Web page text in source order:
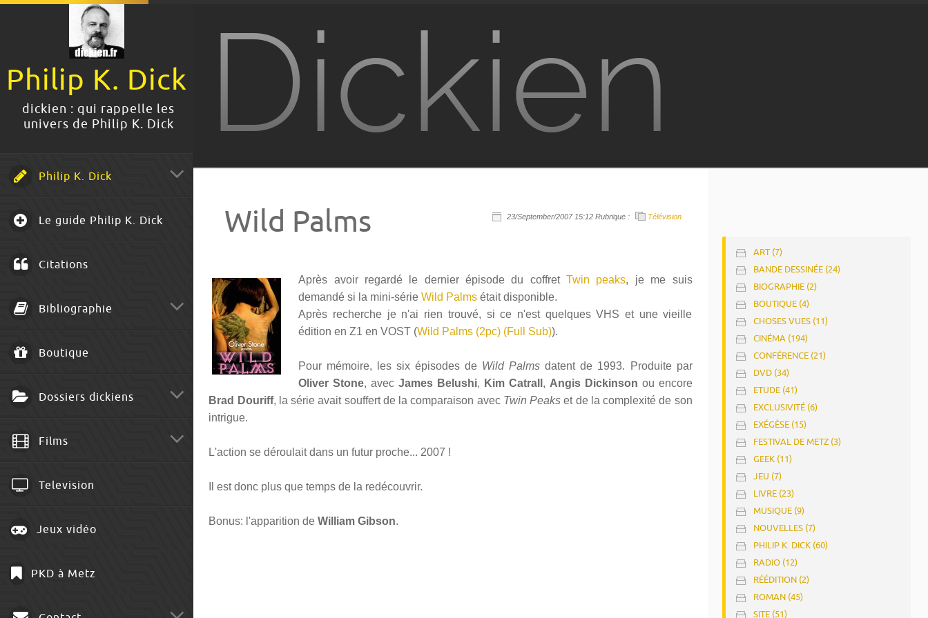
Philip K. Dick
dickien : qui rappelle les
univers de Philip K. Dick
Philip K. Dick
Le guide Philip K. Dick
Citations
Bibliographie
Boutique
Dossiers dickiens
Films
Television
Jeux vidéo
PKD à Metz
Dickien
Wild Palms 23/September/2007 15:12 Rubrique : Télévision
Après avoir regardé le dernier épisode du coffretTwin peaks, je me suis
demandé si la mini-sérieWild Palms était disponible.
Après recherche je n'ai rien trouvé, si ce n'est quelques VHS et une vieille
édition en Z1 en VOST (Wild Palms (2pc) (Full Sub)).
Pour mémoire, les six épisodes de Wild Palms datent de 1993. Produite par
Oliver Stone, avecJames Belushi, Kim Catrall , Angis Dickinson ou encore
Brad Douriff, la série avait souffert de la comparaison avec Twin Peakset de la complexité de son
intrigue.
L'action se déroulait dans un futur proche... 2007 !
Il est donc plus que temps de la redécouvrir.
Bonus: l'apparition deWilliam Gibson.
ART (7)
BANDE DESSINÉE (24)
BIOGRAPHIE (2)
BOUTIQUE (4)
CHOSES VUES (11)
CINÉMA (194)
CONFÉRENCE (21)
DVD (34)
ETUDE (41)
EXCLUSIVITÉ (6)
EXÉGÈSE (15)
FESTIVAL DE METZ (3)
GEEK (11)
JEU (7)
LIVRE (23)
MUSIQUE (9)
NOUVELLES (7)
PHILIP K. DICK (60)
RADIO (12)
RÉÉDITION (2)
ROMAN (45)
SITE (51)